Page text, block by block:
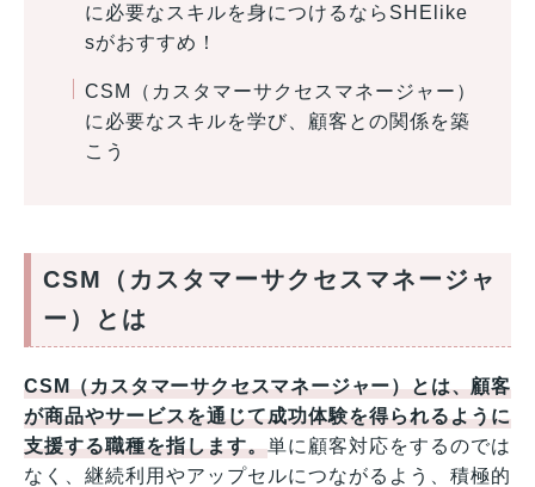
に必要なスキルを身につけるならSHElike
sがおすすめ！
CSM（カスタマーサクセスマネージャー）
に必要なスキルを学び、顧客との関係を築
こう
CSM（カスタマーサクセスマネージャ
ー）とは
CSM（カスタマーサクセスマネージャー）とは、顧客
が商品やサービスを通じて成功体験を得られるように
支援する職種を指します。単に顧客対応をするのでは
なく、継続利用やアップセルにつながるよう、積極的